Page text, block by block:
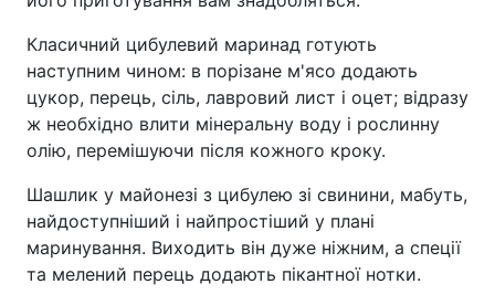
Класичний цибулевий маринад готують
наступним чином: в порізане м'ясо додають
цукор, перець, сіль, лавровий лист і оцет; відразу
ж необхідно влити мінеральну воду і рослинну
олію, перемішуючи після кожного кроку.
Шашлик у майонезі з цибулею зі свинини, мабуть,
найдоступніший і найпростіший у плані
маринування. Виходить він дуже ніжним, а спеції
та мелений перець додають пікантної нотки.